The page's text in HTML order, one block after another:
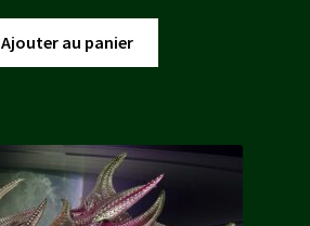
prix
initial
était :
prix
actuel
est :
Ajouter au panier